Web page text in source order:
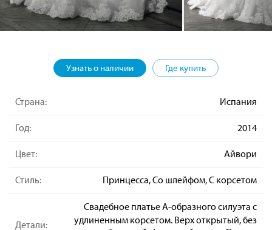
Узнать о наличии Где купить
Страна: Испания
Год: 2014
Цвет: Айвори
Стиль: Принцесса, Со шлейфом, С корсетом
Детали:
Свадебное платье А-образного силуэта с
удлиненным корсетом. Верх открытый, без